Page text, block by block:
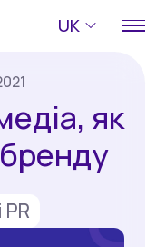
UK
як